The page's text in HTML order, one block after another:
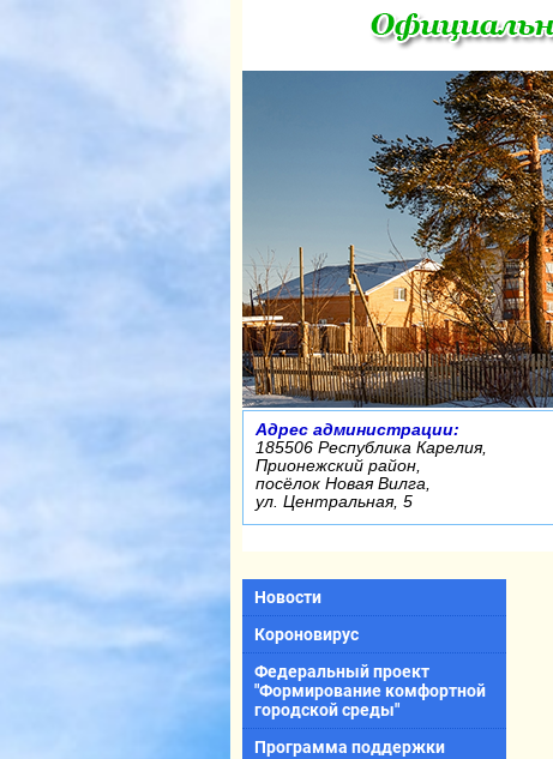
Адрес администрации:
185506 Республика Карелия,
Прионежский район,
посёлок Новая Вилга,
ул. Центральная, 5
Новости
Короновирус
Федеральный проект
"Формирование комфортной
городской среды"
Программа поддержки